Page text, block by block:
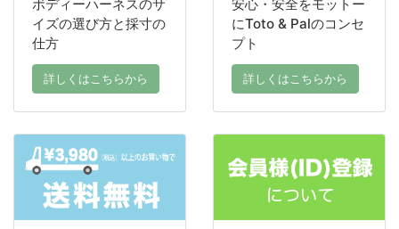
ボディーハーネスのサ
イズの選び方と採寸の
仕方
詳しくはこちらから
安心・安全をモットー
にToto & Palのコンセ
プト
詳しくはこちらから